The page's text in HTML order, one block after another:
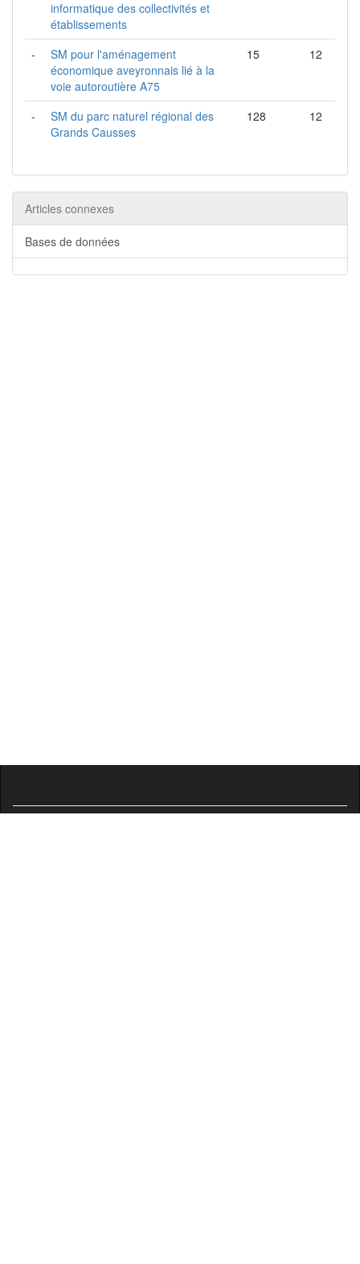
informatique des collectivités et
établissements
-
SM pour l'aménagement
économique aveyronnais lié à la
voie autoroutière A75
15 12
-
SM du parc naturel régional des
Grands Causses
128 12
Articles connexes
Bases de données